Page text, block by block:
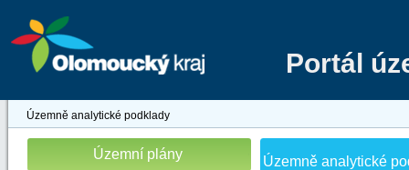
Portál
Územně analytické podklady
Územní plány Územně analytické